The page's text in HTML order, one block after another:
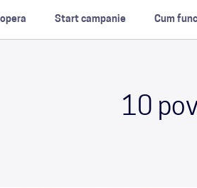
Start campanie Cum
10